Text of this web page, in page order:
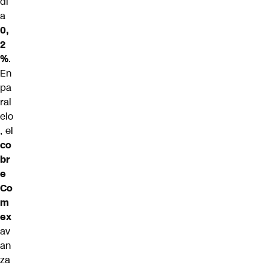
a
0,
2
%.
En
pa
ral
elo
, el
co
br
e
Co
m
ex
av
an
za